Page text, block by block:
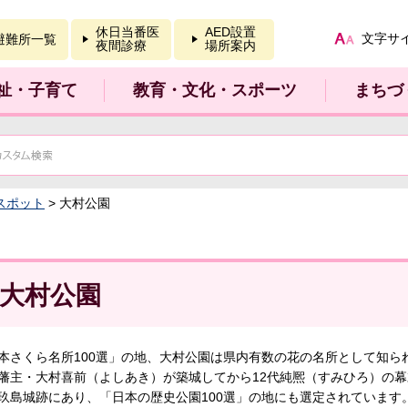
難所一覧
休日当番医
夜間診療
AED設置
場所案内
文字サ
・子育て 教育・文化・スポーツ まち
ポット > 大村公園
大村公園
さくら名所100選」の地、大村公園は県内有数の花の名所として知
主・大村喜前（よしあき）が築城してから12代純熈（すみひろ）の
島城跡にあり、「日本の歴史公園100選」の地にも選定されています